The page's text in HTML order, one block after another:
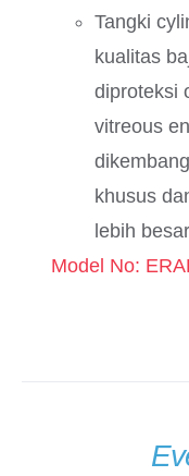
Tangki
kualitas
diproteksi
vitreous
khusus
lebih
Model No: